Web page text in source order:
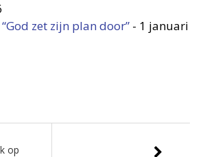
zet zijn plan door” - 1 januari
op